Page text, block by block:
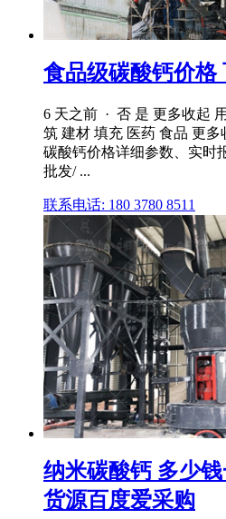
食品级碳酸钙价格
6 天之前 · 否 是 更多收起
筑 建材 填充 医药 食品 更
碳酸钙价格详细参数、实时
批发/ ...
联系电话: 180 3780 8511
纳米碳酸钙 多少
货源百度爱采购